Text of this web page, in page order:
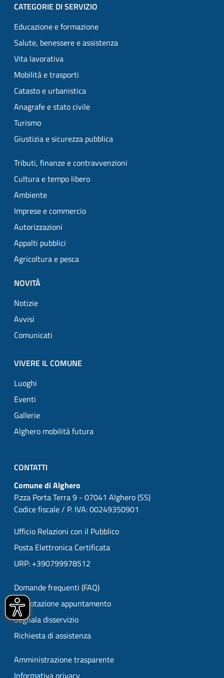
CATEGORIE DI SERVIZIO
Educazione e formazione
Salute, benessere e assistenza
Vita lavorativa
Mobilità e trasporti
Catasto e urbanistica
Anagrafe e stato civile
Turismo
Giustizia e sicurezza pubblica
Tributi, finanze e contravvenzioni
Cultura e tempo libero
Ambiente
Imprese e commercio
Autorizzazioni
Appalti pubblici
Agricoltura e pesca
NOVITÀ
Notizie
Avvisi
Comunicati
VIVERE IL COMUNE
Luoghi
Eventi
Gallerie
Alghero mobilità futura
CONTATTI
Comune di Alghero
P.zza Porta Terra 9 - 07041 Alghero (SS)
Codice fiscale / P. IVA: 00249350901
Ufficio Relazioni con il Pubblico
Posta Elettronica Certificata
URP: +390799978512
Domande frequenti (FAQ)
Prenotazione appuntamento
Segnala disservizio
Richiesta di assistenza
Amministrazione trasparente